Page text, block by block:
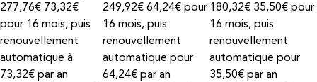
277,76€73,32€
pour 16 mois, puis
renouvellement
automatique à
73,32€ par an
249,92€64,24€ pour
16 mois, puis
renouvellement
automatique pour
64,24€ par an
180,32€35,50€ pour
16 mois, puis
renouvellement
automatique pour
35,50€ par an